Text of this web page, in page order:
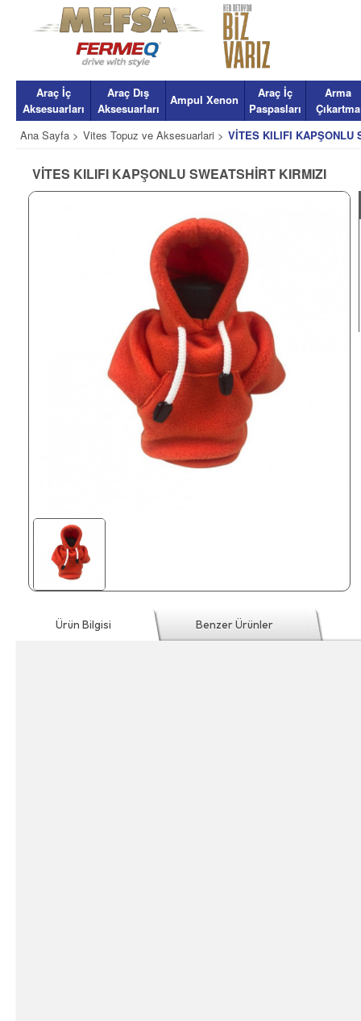
Araç İç
Aksesuarları
Araç Dış
Aksesuarları
Ampul Xenon
Araç İç
Paspasları
Arma
Çıkartma
Ana Sayfa > Vites Topuz ve Aksesuarlari > VİTES KILIFI KAPŞONLU
VİTES KILIFI KAPŞONLU SWEATSHİRT KIRMIZI
Ürün Bilgisi Benzer Ürünler